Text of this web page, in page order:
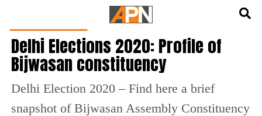
Delhi Elections 2020: Profile of
Bijwasan constituency
Delhi Election 2020 – Find here a brief
snapshot of Bijwasan Assembly Constituency